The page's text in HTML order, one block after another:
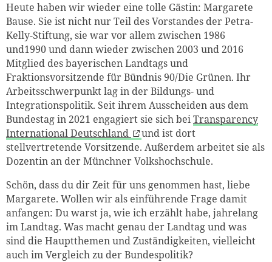
Heute haben wir wieder eine tolle Gästin: Margarete
Bause. Sie ist nicht nur Teil des Vorstandes der Petra-
Kelly-Stiftung, sie war vor allem zwischen 1986
und1990 und dann wieder zwischen 2003 und 2016
Mitglied des bayerischen Landtags und
Fraktionsvorsitzende für Bündnis 90/Die Grünen. Ihr
Arbeitsschwerpunkt lag in der Bildungs- und
Integrationspolitik. Seit ihrem Ausscheiden aus dem
Bundestag in 2021 engagiert sie sich beiTransparency
International Deutschland
und ist dort
stellvertretende Vorsitzende. Außerdem arbeitet sie als
Dozentin an der Münchner Volkshochschule.
Schön, dass du dir Zeit für uns genommen hast, liebe
Margarete. Wollen wir als einführende Frage damit
anfangen: Du warst ja, wie ich erzählt habe, jahrelang
im Landtag. Was macht genau der Landtag und was
sind die Hauptthemen und Zuständigkeiten, vielleicht
auch im Vergleich zu der Bundespolitik?